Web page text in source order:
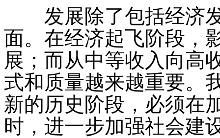
发展除了包括经济发
面。在经济起飞阶段，
展；而从中等收入向高
式和质量越来越重要。
新的历史阶段，必须在
时，进一步加强社会建